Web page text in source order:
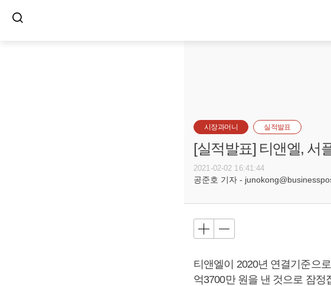
시장과머니 실적발표
[실적발표] 티앤엘, 서
2021-02-02 16:41:44
공준호 기자 -
티앤엘이 2020년 연결기준으
억3700만 원을 낸 것으로 잠정